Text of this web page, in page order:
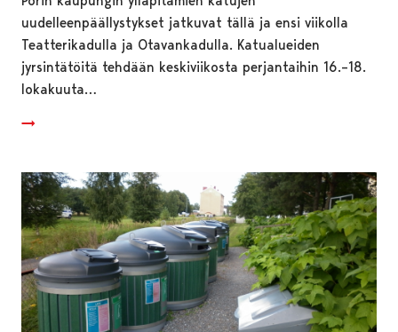
uudelleenpäällystykset jatkuvat tällä ja ensi viikolla
Teatterikadulla ja Otavankadulla. Katualueiden
jyrsintätöitä tehdään keskiviikosta perjantaihin 16.–18.
lokakuuta…